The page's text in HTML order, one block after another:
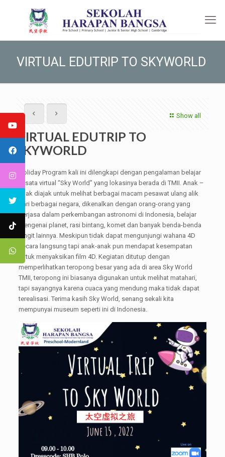
VIRTUAL EDUTRIP TO SKYWORLD
Show all
VIRTUAL EDUTRIP TO
SKYWORLD
Holiday Program kali ini dilengkapi dengan pengalaman belajar
wisata virtual “Sky World” yang lokasinya berada di TMII. Anak –
anak diajak untuk melihat berbagai macam pesawat ulang alik
dari berbagai negara, dikenalkan dengan orang-orang yang
berjasa dalam perkembangan astronomi di Indonesia, belajar
mengenai planet, rasi bintang, komet dan banyak benda-benda
langit lainnya. Meskipun tidak dapat mengunjungi wahana 4D
secara langsung tapi anak-anak pun mendapat kesempatan
untuk menyaksikan film 4D. Kegiatan ditutup dengan
memperlihatkan teropong besar yang ada di area Sky World
TMII, teropong ini biasanya digunakan untuk melihat matahari,
tapi sayangnya karena cuaca yang mendung maka tidak dapat
terealisasi. Terima kasih Sky World, senang sekali kita
mempunyai museum seperti ini di Indonesia.